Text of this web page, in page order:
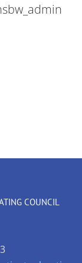
COUNCIL